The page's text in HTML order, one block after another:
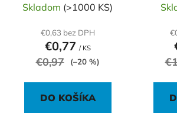
Skladom (>1000 KS)
€0,63 bez DPH
€0,77 / KS
€0,97 (–20 %)
DO KOŠÍKA